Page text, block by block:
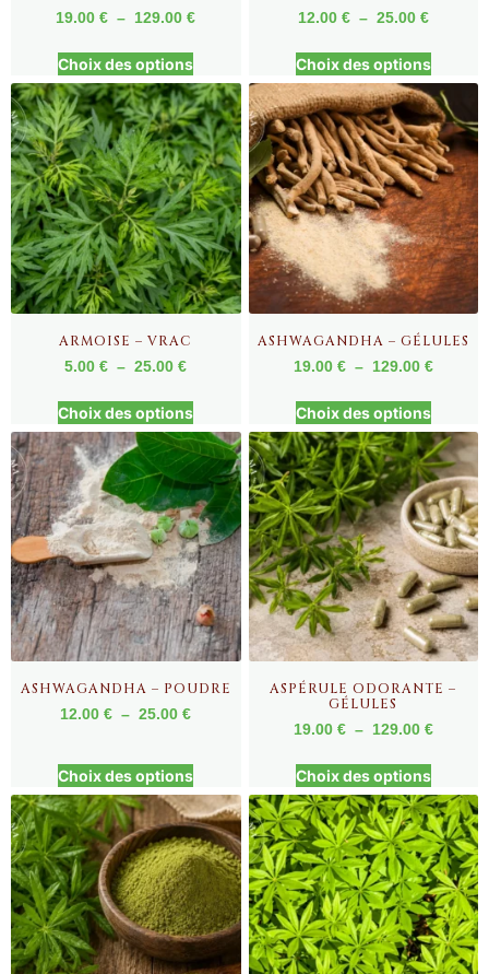
19.00€ – 129.00€
Choix des options
12.00 € – 25.00 €
Choix des options
ARMOISE – VRAC
5.00€ – 25.00€
Choix des options
ASHWAGANDHA – GÉLULES
19.00 € – 129.00 €
Choix des options
ASHWAGANDHA – POUDRE
12.00€ – 25.00€
Choix des options
ASPÉRULE ODORANTE –
GÉLULES
19.00 € – 129.00 €
Choix des options